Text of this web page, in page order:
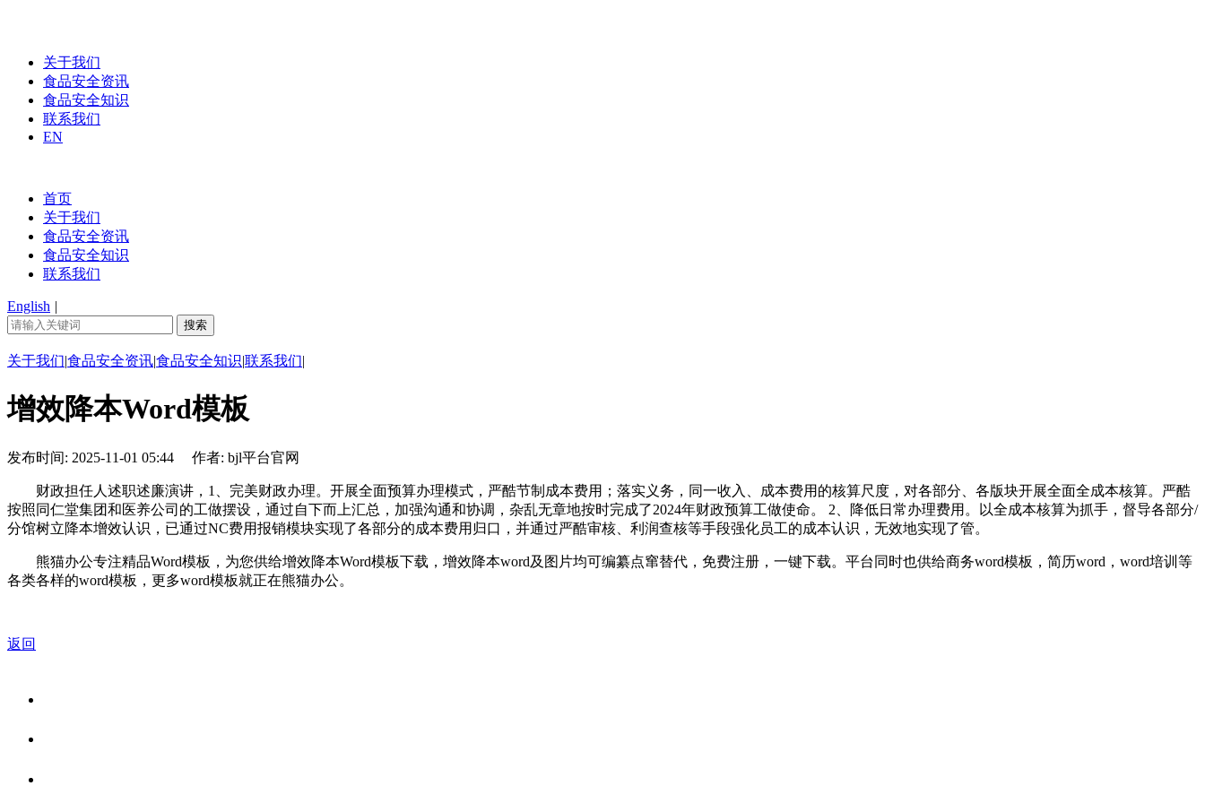
关于我们
食品安全资讯
食品安全知识
联系我们
EN
首页
关于我们
食品安全资讯
食品安全知识
联系我们
English |
关于我们|食品安全资讯|食品安全知识|联系我们|
增效降本Word模板
发布时间: 2025-11-01 05:44 作者: bjl平台官网
财政担任人述职述廉演讲，1、完美财政办理。开展全面预算办理模式，严酷节制成本费用；落实义务，同一收入、成本费用的核算尺度，对各部分、各版块开展全面全成本核算。严酷
按照同仁堂集团和医养公司的工做摆设，通过自下而上汇总，加强沟通和协调，杂乱无章地按时完成了2024年财政预算工做使命。 2、降低日常办理费用。以全成本核算为抓手，督导各部分/
分馆树立降本增效认识，已通过NC费用报销模块实现了各部分的成本费用归口，并通过严酷审核、利润查核等手段强化员工的成本认识，无效地实现了管。
熊猫办公专注精品Word模板，为您供给增效降本Word模板下载，增效降本word及图片均可编纂点窜替代，免费注册，一键下载。平台同时也供给商务word模板，简历word，word培训等
各类各样的word模板，更多word模板就正在熊猫办公。
返回